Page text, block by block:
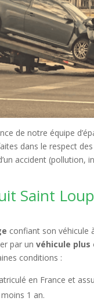
de notre équipe
dans le respect
accident
Saint
confiant son véhicule
par unvéhicule plus
conditions :
en France et
1 an.